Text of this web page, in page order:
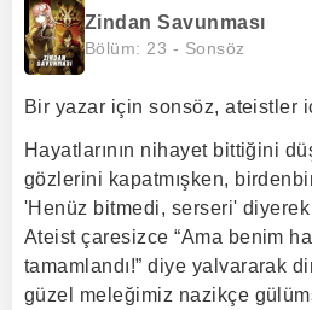
Zindan Savunması
Bölüm: 23 - Sonsöz
Bir yazar için sonsöz, ateistler
Hayatlarının nihayet bittiğini
gözlerini kapatmışken,
'Henüz bitmedi, serseri'
Ateist çaresizce “Ama benim
tamamlandı!” diye yalvararak
güzel meleğimiz nazikçe